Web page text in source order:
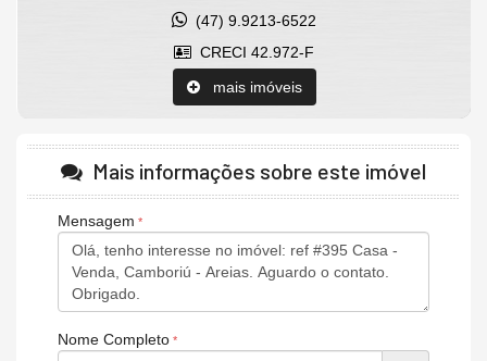
(47) 9.9213-6522
CRECI 42.972-F
mais imóveis
Mais informações sobre este imóvel
Mensagem
Nome Completo